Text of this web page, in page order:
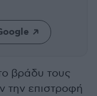
βράδυ τους
την επιστροφή